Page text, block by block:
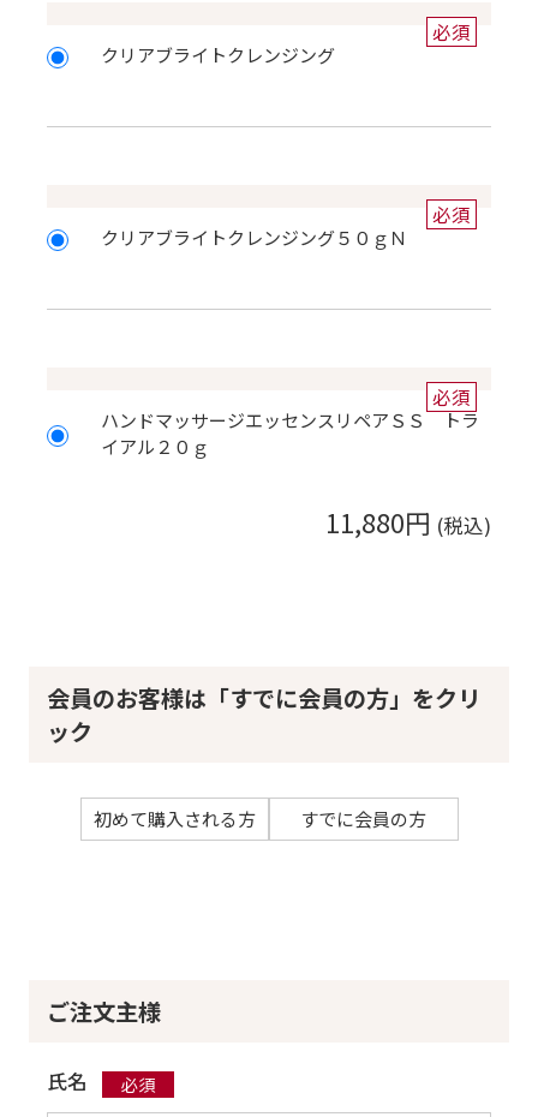
会員のお客様は「すでに会員の方」をクリ
ック
初めて購入される方 すでに会員の方
必須
クリアブライトクレンジング
必須
クリアブライトクレンジング５０ｇＮ
必須
ハンドマッサージエッセンスリペアＳＳ トラ
イアル２０ｇ
11,880円
ご注文主様
氏名